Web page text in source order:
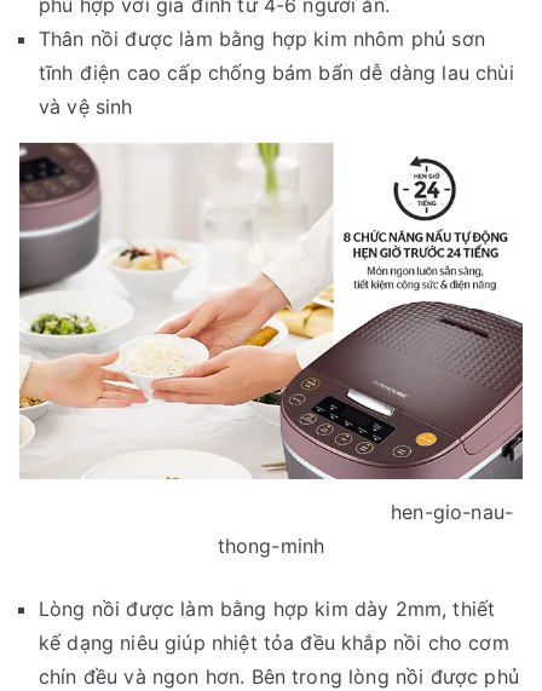
Thân nồi được làm bằng hợp kim nhôm phủ sơn
tĩnh điện cao cấp chống bám bẩn dễ dàng lau chùi
và vệ sinh
hen-gio-nau-
thong-minh
Lòng nồi được làm bằng hợp kim dày 2mm, thiết
kế dạng niêu giúp nhiệt tỏa đều khắp nồi cho cơm
chín đều và ngon hơn. Bên trong lòng nồi được phủ